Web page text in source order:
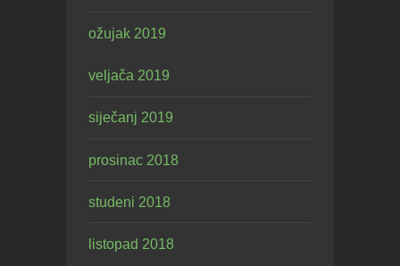
ožujak 2019
veljača 2019
siječanj 2019
prosinac 2018
studeni 2018
listopad 2018